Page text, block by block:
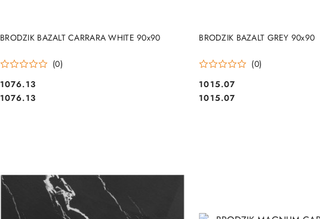
BRODZIK BAZALT CARRARA WHITE 90x90
(0)
Cena:
1076.13
Cena:
1076.13
DO KOSZYKA BRODZIK BAZALT GREY 90x90
(0)
Cena:
1015.07
Cena:
1015.07
DO KOSZYKA